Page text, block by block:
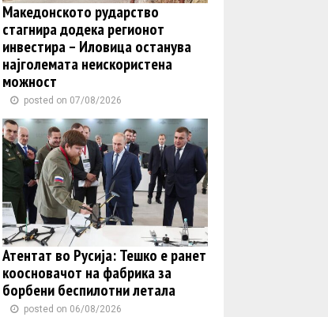
Македонското рударство
стагнира додека регионот
инвестира – Иловица останува
најголемата неискористена
можност
posted on 07/08/2026
Атентат во Русија: Тешко е ранет
коосновачот на фабрика за
борбени беспилотни летала
posted on 06/08/2026